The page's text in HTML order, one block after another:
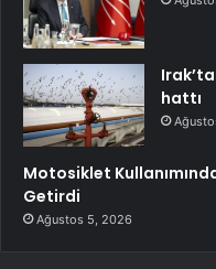
hattı
Motosiklet
Getirdi
Ağustos 5, 2026